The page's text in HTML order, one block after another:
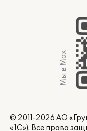
Мы в Max
© 2011-2026 АО
«1С»). Все права